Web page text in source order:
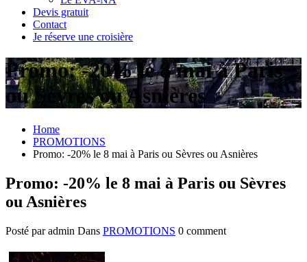
Devis gratuit
Contact
Je réserve une croisière
Promo: -20% le 8 mai à Paris
ou Sèvres ou Asnières
Home
PROMOTIONS
Promo: -20% le 8 mai à Paris ou Sèvres ou Asnières
Promo: -20% le 8 mai à Paris ou Sèvres
ou Asnières
Posté par admin Dans PROMOTIONS 0 comment